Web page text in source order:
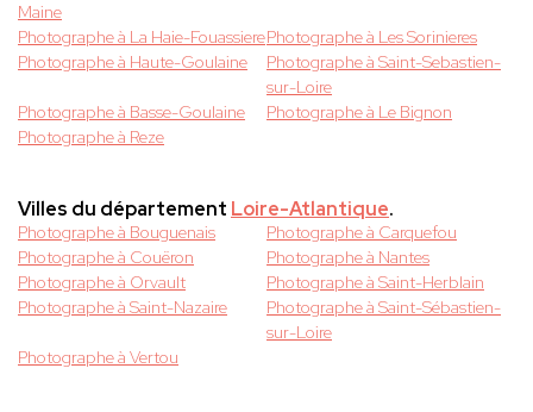
Maine
Photographe à La Haie-FouassierePhotographe à Les Sorinieres
Photographe à Haute-Goulaine
Photographe à Saint-Sebastien-
sur-Loire
Photographe à Basse-Goulaine
Photographe à Le Bignon
Photographe à Reze
Villes du département Loire-Atlantique.
Photographe à Bouguenais
Photographe à Carquefou
Photographe à Couëron
Photographe à Nantes
Photographe à Orvault
Photographe à Saint-Herblain
Photographe à Saint-Nazaire
Photographe à Saint-Sébastien-
sur-Loire
Photographe à Vertou